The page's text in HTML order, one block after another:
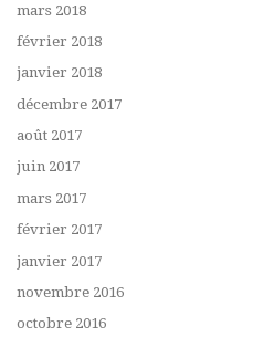
mars 2018
février 2018
janvier 2018
décembre 2017
août 2017
juin 2017
mars 2017
février 2017
janvier 2017
novembre 2016
octobre 2016